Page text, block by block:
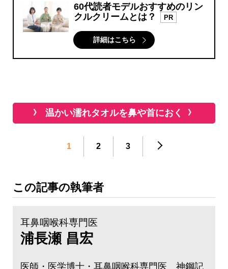
60代読者モデルおすすめのリン
クルクリームとは？
PR
詳細はこちら
温かい濡れタオルを鼻や首におく
1 2 3
この記事の執筆者
耳鼻咽喉科専門医
浦長瀬 昌宏
医師・医学博士・耳鼻咽喉科専門医 神鋼記